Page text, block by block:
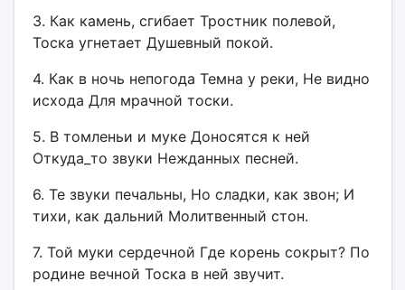
3. Как камень, сгибает Тростник полевой,
Тоска угнетает Душевный покой.
4. Как в ночь непогода Темна у реки, Не видно
исхода Для мрачной тоски.
5. В томленьи и муке Доносятся к ней
Откуда_то звуки Нежданных песней.
6. Те звуки печальны, Но сладки, как звон; И
тихи, как дальний Молитвенный стон.
7. Той муки сердечной Где корень сокрыт? По
родине вечной Тоска в ней звучит.